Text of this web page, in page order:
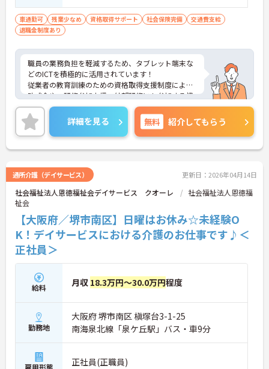
車通勤可 残業少なめ 資格取得サポート 社会保険完備
交通費支給
退職金制度あり
職員の業務負担を軽減するため、タブレット端末な
どのICTを積極的に活用されています！
従業者の教育訓練のための資格取得支援制度による
助成金や、研修参加支援、外部研修にも参加する機
会も設けられているため、スキルアップしたい方に
もお勧めです◎
ご興味ある方には、面接対策ポイントなど、詳細を
お話しいたしますのでお気軽にご相談ください。
詳細を見る 無料 紹介してもらう
通所介護（デイサービス） 更新日：2026年04月14日
社会福祉法人恩徳福祉会デイサービス クオーレ
社会福祉法人恩徳福
祉会
【大阪府／堺市南区】日曜はお休み☆未経験O
K！デイサービスにおける介護のお仕事です♪＜
正社員＞
給料 月収 18.3万円～30.0万円程度
勤務地
大阪府 堺市南区 槇塚台3-1-25
南海泉北線「泉ケ丘駅」バス・車9分
雇用形態 正社員(正職員)